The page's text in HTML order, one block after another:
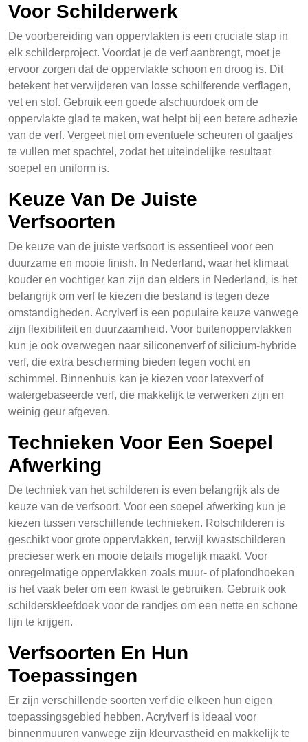
Voor Schilderwerk
De voorbereiding van oppervlakten is een cruciale stap in
elk schilderproject. Voordat je de verf aanbrengt, moet je
ervoor zorgen dat de oppervlakte schoon en droog is. Dit
betekent het verwijderen van losse schilferende verflagen,
vet en stof. Gebruik een goede afschuurdoek om de
oppervlakte glad te maken, wat helpt bij een betere adhezie
van de verf. Vergeet niet om eventuele scheuren of gaatjes
te vullen met spachtel, zodat het uiteindelijke resultaat
soepel en uniform is.
Keuze Van De Juiste
Verfsoorten
De keuze van de juiste verfsoort is essentieel voor een
duurzame en mooie finish. In Nederland, waar het klimaat
kouder en vochtiger kan zijn dan elders in Nederland, is het
belangrijk om verf te kiezen die bestand is tegen deze
omstandigheden. Acrylverf is een populaire keuze vanwege
zijn flexibiliteit en duurzaamheid. Voor buitenoppervlakken
kun je ook overwegen naar siliconenverf of silicium-hybride
verf, die extra bescherming bieden tegen vocht en
schimmel. Binnenhuis kan je kiezen voor latexverf of
watergebaseerde verf, die makkelijk te verwerken zijn en
weinig geur afgeven.
Technieken Voor Een Soepel
Afwerking
De techniek van het schilderen is even belangrijk als de
keuze van de verfsoort. Voor een soepel afwerking kun je
kiezen tussen verschillende technieken. Rolschilderen is
geschikt voor grote oppervlakken, terwijl kwastschilderen
precieser werk en mooie details mogelijk maakt. Voor
onregelmatige oppervlakken zoals muur- of plafondhoeken
is het vaak beter om een kwast te gebruiken. Gebruik ook
schilderskleefdoek voor de randjes om een nette en schone
lijn te krijgen.
Verfsoorten En Hun
Toepassingen
Er zijn verschillende soorten verf die elkeen hun eigen
toepassingsgebied hebben. Acrylverf is ideaal voor
binnenmuuren vanwege zijn kleurvastheid en makkelijk te